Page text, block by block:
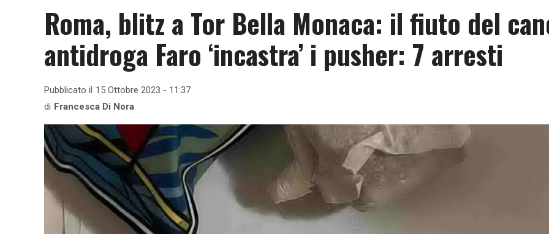
Roma, blitz a Tor Bella Monaca: il fiuto del
antidroga Faro ‘incastra’ i pusher: 7 arresti
Pubblicato il 15 Ottobre 2023 - 11:37
di Francesca Di Nora